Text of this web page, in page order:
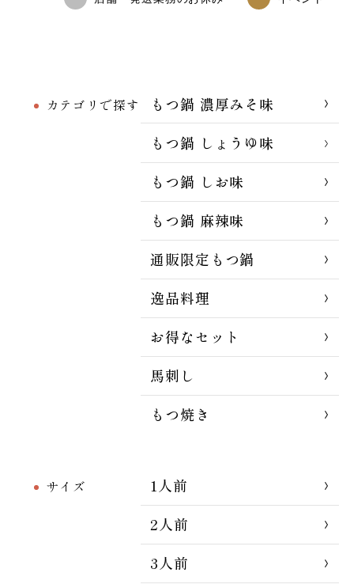
カテゴリで探す
もつ鍋 濃厚みそ味
もつ鍋 しょうゆ味
もつ鍋 しお味
もつ鍋 麻辣味
通販限定もつ鍋
逸品料理
お得なセット
馬刺し
もつ焼き
サイズ
1人前
2人前
3人前